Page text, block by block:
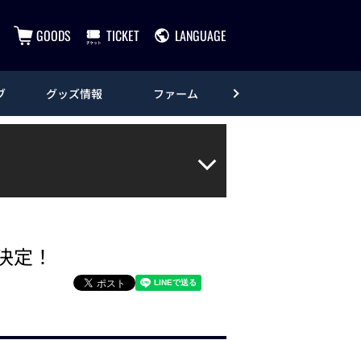
GOODS TICKET LANGUAGE
グッズ情報 ファーム
定！